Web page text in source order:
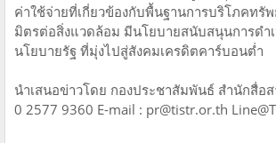
ค่าใช้จ่ายที่เกี่ยวข้องกับพื้นฐานการบริโภคทรั
มิตรต่อสิ่งแวดล้อม มีนโยบายสนับสนุนการดำ
นโยบายรัฐ ที่มุ่งไปสู่สังคมเครดิตคาร์บอนต่ำ
นำเสนอข่าวโดย กองประชาสัมพันธ์ สำนักสื่อส
0 2577 9360 E-mail : pr@tistr.or.th